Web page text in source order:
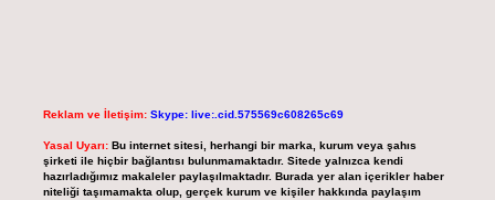
Reklam ve İletişim: Skype: live:.cid.575569c608265c69
Yasal Uyarı: Bu internet sitesi, herhangi bir marka, kurum veya şahıs
şirketi ile hiçbir bağlantısı bulunmamaktadır. Sitede yalnızca kendi
hazırladığımız makaleler paylaşılmaktadır. Burada yer alan içerikler haber
niteliği taşımamakta olup, gerçek kurum ve kişiler hakkında paylaşım